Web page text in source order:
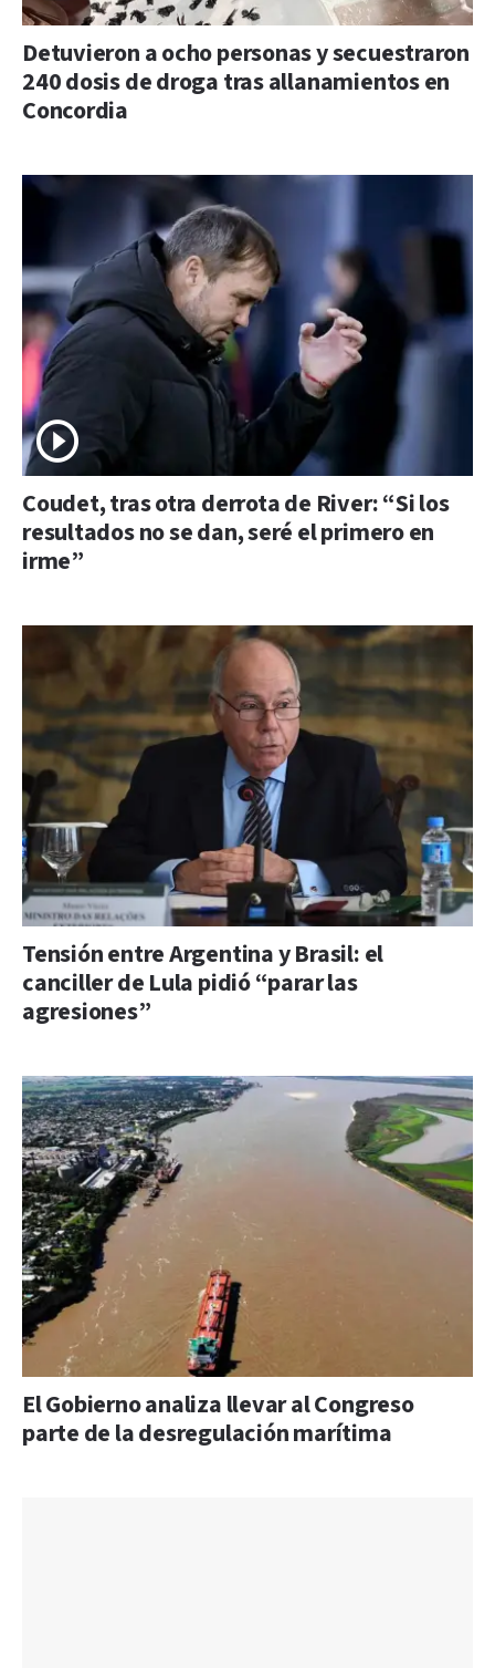
Detuvieron a ocho personas y secuestraron
240 dosis de droga tras allanamientos en
Concordia
Coudet, tras otra derrota de River: “Si los
resultados no se dan, seré el primero en
irme”
Tensión entre Argentina y Brasil: el
canciller de Lula pidió “parar las
agresiones”
El Gobierno analiza llevar al Congreso
parte de la desregulación marítima